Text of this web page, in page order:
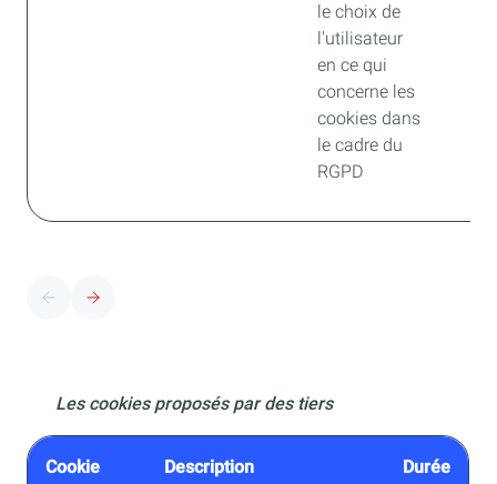
le choix de
l'utilisateur
en ce qui
concerne les
cookies dans
le cadre du
RGPD
Les cookies proposés par des tiers
Cookie Description Durée